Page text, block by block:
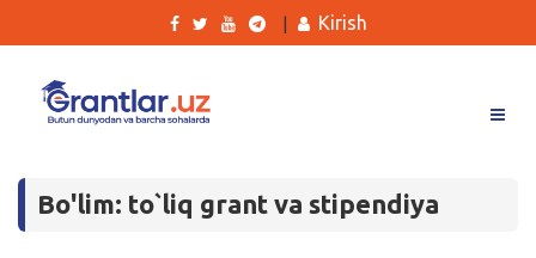
Tanlovlar
Kirish
Bo'lim: to`liq grant va stipendiya